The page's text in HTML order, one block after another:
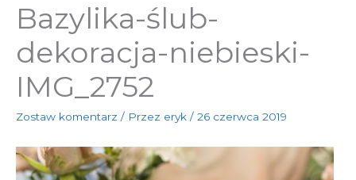
Bazylika-ślub-
dekoracja-niebieski-
IMG_2752
Zostaw komentarz / Przez eryk / 26 czerwca 2019